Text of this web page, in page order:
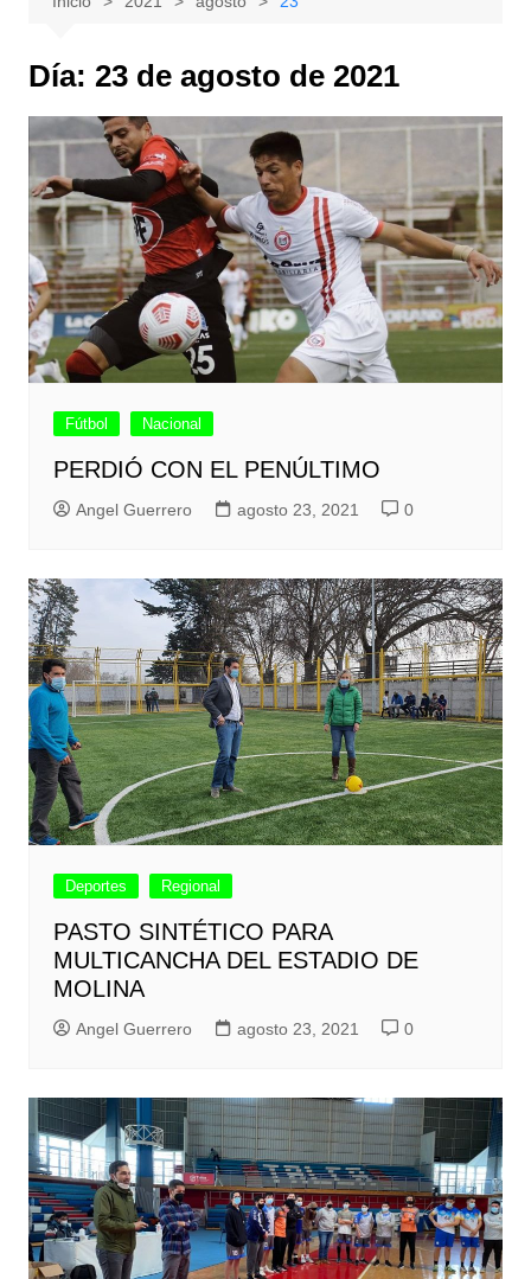
Día: 23 de agosto de 2021
Fútbol Nacional
PERDIÓ CON EL PENÚLTIMO
Angel Guerrero agosto 23, 2021 0
Deportes Regional
PASTO SINTÉTICO PARA
MULTICANCHA DEL ESTADIO DE
MOLINA
Angel Guerrero agosto 23, 2021 0